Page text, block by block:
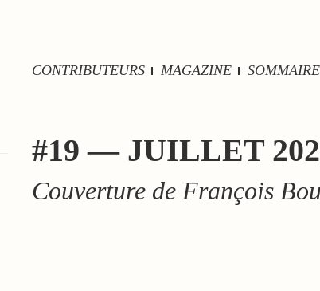
CONTRIBUTEURS MAGAZINE
#19 — JUILLET
Couverture de François